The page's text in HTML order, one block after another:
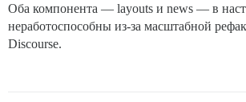
Оба компонента — layouts и news — в
неработоспособны из-за масштабной
Discourse.